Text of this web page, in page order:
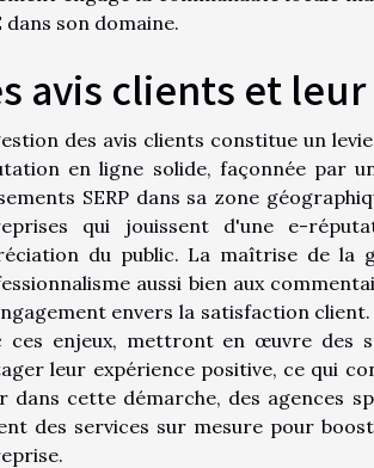
dans son domaine.
avis clients et
des avis clients constitue un
en ligne solide, façonnée par
SERP dans sa zone
qui jouissent d'une e-
du public. La maîtrise de la
aussi bien aux
envers la satisfaction
ces enjeux, mettront en œuvre des
leur expérience positive, ce qui
dans cette démarche, des agences
des services sur mesure pour